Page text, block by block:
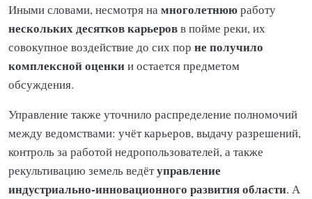
Иными словами, несмотря намноголетнююработу
нескольких десятков карьеровв пойме реки, их
совокупное воздействие до сих пор не получило
комплексной оценкии остается предметом
обсуждения.
Управление также уточнило распределение полномочий
между ведомствами: учёт карьеров, выдачу разрешений,
контроль за работой недропользователей, а также
рекультивацию земель ведётуправление
индустриально-инновационного развития области. А